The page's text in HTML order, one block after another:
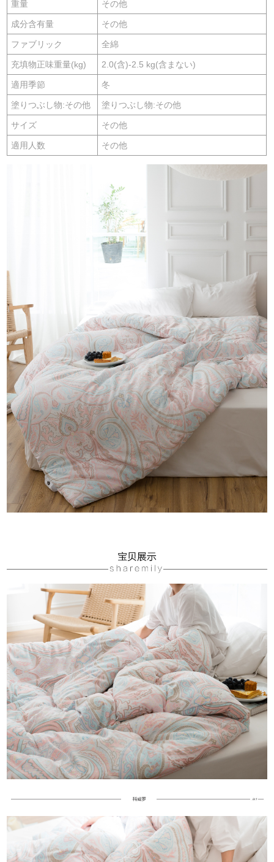
重量 その他
成分含有量 その他
ファブリック 全綿
充填物正味重量(kg) 2.0(含)-2.5 kg(含まない)
適用季節 冬
塗りつぶし物:その他 塗りつぶし物:その他
サイズ その他
適用人数 その他